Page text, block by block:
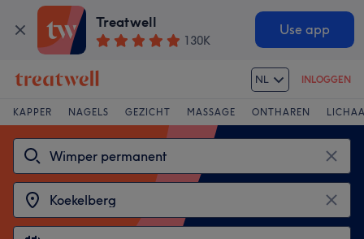
Treatwell
130K
Use app
NL INLOGGEN
KAPPER NAGELS GEZICHT MASSAGE ONTHAREN